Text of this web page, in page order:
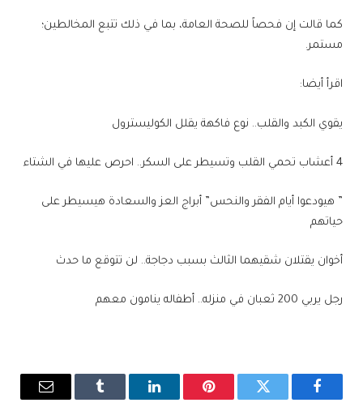
كما قالت إن فحصاً للصحة العامة، بما في ذلك تتبع المخالطين؛
مستمر.
اقرأ أيضا:
يقوي الكبد والقلب.. نوع فاكهة يقلل الكوليسترول
4 أعشاب تحمي القلب وتسيطر على السكر.. احرص عليها في الشتاء
” هيودعوا أيام الفقر والنحس” أبراج العز والسعادة هيسيطر على
حياتهم
أخوان يقتلان شقيهما الثالث بسبب دجاجة.. لن تتوقع ما حدث
رجل يربي 200 ثعبان في منزله.. أطفاله ينامون معهم
فيسبوك تويتر بينتيريستلينكدإن Tumblr
البريد